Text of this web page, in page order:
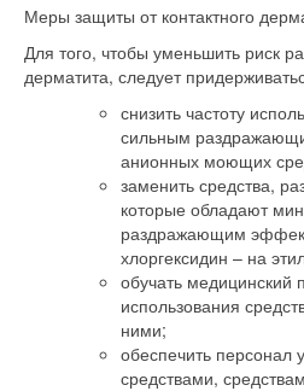
Меры защиты от контактного
Для того, чтобы уменьшить риск
дерматита, следует
снизить частоту
сильным
анионных моющих
заменить средства,
которые обладают
раздражающим
хлоргексидин – на
обучать медицинский
использования
ними;
обеспечить
средствами,